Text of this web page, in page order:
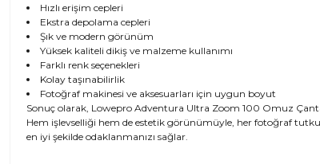
Hızlı erişim cepleri
Ekstra depolama cepleri
Şık ve modern görünüm
Yüksek kaliteli dikiş ve malzeme kullanımı
Farklı renk seçenekleri
Kolay taşınabilirlik
Fotoğraf makinesi ve aksesuarları için uygun boyut
Sonuç olarak, Lowepro Adventura Ultra Zoom 100 Omuz
Hem işlevselliği hem de estetik görünümüyle, her fotoğraf
en iyi şekilde odaklanmanızı sağlar.